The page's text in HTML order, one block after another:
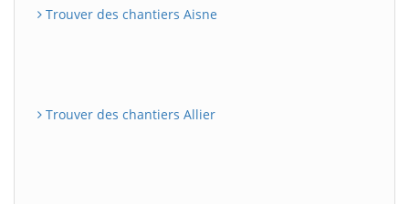
Trouver des chantiers Aisne
Trouver des chantiers Allier